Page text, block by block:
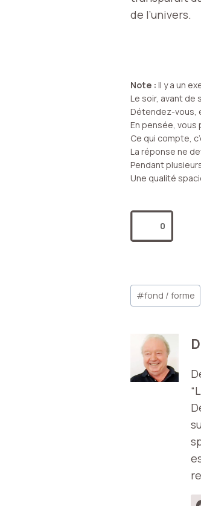
de l’univers.
Note : Il y a un
Le soir, avant de
Détendez-vous,
En pensée,
Ce qui compte,
La réponse ne
Pendant
Une qualité
0
Étiquettes
de
publication :
#fond / forme